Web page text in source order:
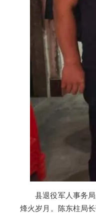
县退役军人事务局
烽火岁月。陈东柱局